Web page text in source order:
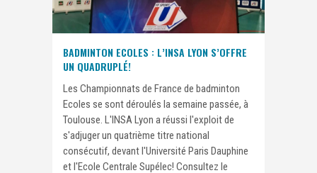
BADMINTON ECOLES : L’INSA LYON S’OFFRE
UN QUADRUPLÉ!
Les Championnats de France de badminton
Ecoles se sont déroulés la semaine passée, à
Toulouse. L'INSA Lyon a réussi l'exploit de
s'adjuger un quatrième titre national
consécutif, devant l'Université Paris Dauphine
et l'Ecole Centrale Supélec! Consultez le